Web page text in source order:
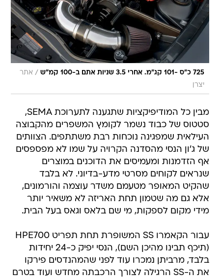
725 כ"ס -101 קג"מ. אחרי 3.5 שניות אתם ב-100 קמ"ש / אתר
יצרן
מבין כל המודיפיקציות שתגענה לתערוכת SEMA,
סטטוס של כבוד נשמר לקומץ המשפרים מהקבוצה
העילאית שמפגינה נוכחות רבת משתתפים. הצוותים
של ג'ון הנסי מהסדנה הקרויה על שמו לא מפספסים
אף הזדמנות ומעמיסים את הדוכנים במוצרים
שנראים לקוחים מסרטי מדע-בדיוני. לא בלבד
שהקיט המאופר מטעמם משדר עוצמה והורמונים,
אלא גם מה שטמון תחת האריזה לא משאיר יותר
מידי מקום לספקות, מי שם בלאס וגאס בעל הבית.
עבור הקאמרו SS המשופרת תחת תפריט HPE700
(תיכף תבינו מהיכן השם), הנסי יפיק כ-24 יחידות
בלבד, מרביתן נמכרו עוד לפני שהמהנדסים פירקו
את ה-SS הרגילה לצורך הרכבתה מחדש ועוד בטרם